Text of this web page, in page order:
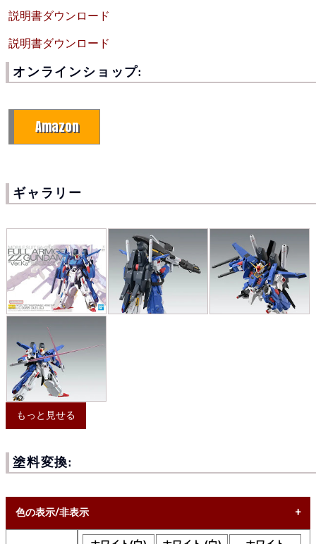
説明書ダウンロード
説明書ダウンロード
オンラインショップ:
Amazon
ギャラリー
もっと見せる
塗料変換:
色の表示/非表示